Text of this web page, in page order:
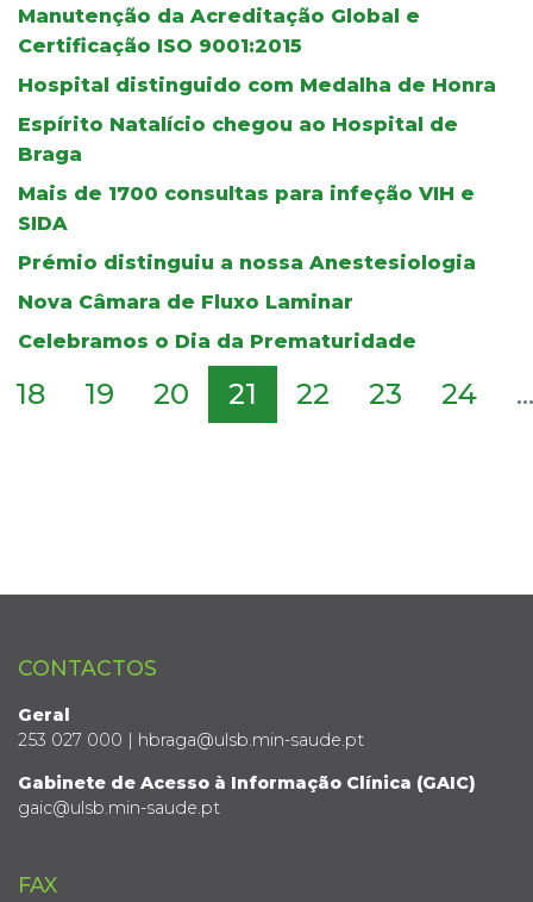
Manutenção da Acreditação Global e
Certificação ISO 9001:2015
Hospital distinguido com Medalha de Honra
Espírito Natalício chegou ao Hospital de
Braga
Mais de 1700 consultas para infeção VIH e
SIDA
Prémio distinguiu a nossa Anestesiologia
Nova Câmara de Fluxo Laminar
Celebramos o Dia da Prematuridade
18 19 20 21 22 23 24 ...
CONTACTOS
Geral
253 027 000 | hbraga@ulsb.min-saude.pt
Gabinete de Acesso à Informação Clínica (GAIC)
gaic@ulsb.min-saude.pt
FAX